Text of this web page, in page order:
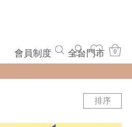
會員制度 全台門市 0
排序